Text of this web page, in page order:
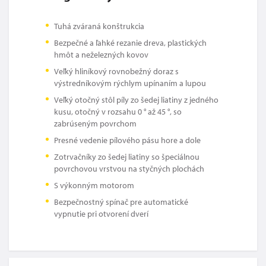
Tuhá zváraná konštrukcia
Bezpečné a ľahké rezanie dreva, plastických
hmôt a neželezných kovov
Veľký hliníkový rovnobežný doraz s
výstredníkovým rýchlym upínaním a lupou
Veľký otočný stôl píly zo šedej liatiny z jedného
kusu, otočný v rozsahu 0 ° až 45 °, so
zabrúseným povrchom
Presné vedenie pílového pásu hore a dole
Zotrvačníky zo šedej liatiny so špeciálnou
povrchovou vrstvou na styčných plochách
S výkonným motorom
Bezpečnostný spínač pre automatické
vypnutie pri otvorení dverí